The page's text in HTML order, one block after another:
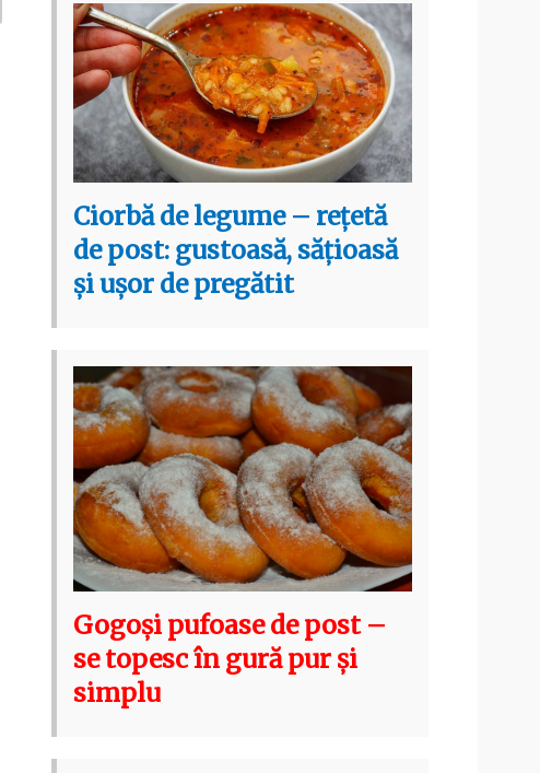
Ciorbă de legume – rețetă
de post: gustoasă, sățioasă
și ușor de pregătit
Gogoși pufoase de post –
se topesc în gură pur și
simplu